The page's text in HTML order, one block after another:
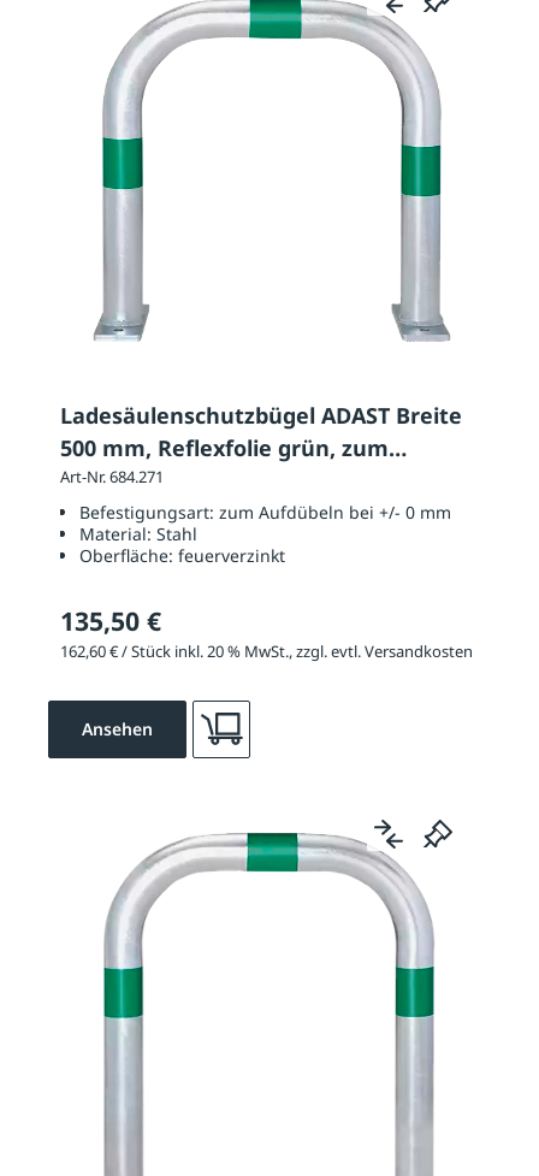
Ladesäulenschutzbügel ADAST Breite
500 mm, Reflexfolie grün, zum
Aufdübeln
Art-Nr. 684.271
Befestigungsart: zum Aufdübeln bei +/- 0 mm
Material: Stahl
Oberfläche: feuerverzinkt
135,50 €
162,60 € / Stück inkl. 20 % MwSt., zzgl. evtl. Versandkosten
Ansehen